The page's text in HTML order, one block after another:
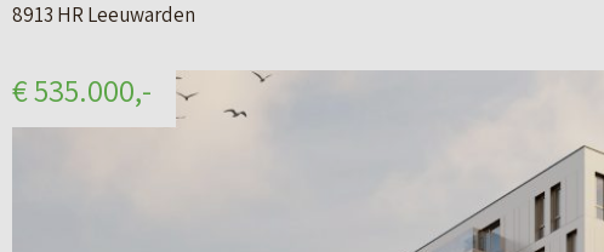
8913 HR Leeuwarden
€ 535.000,-